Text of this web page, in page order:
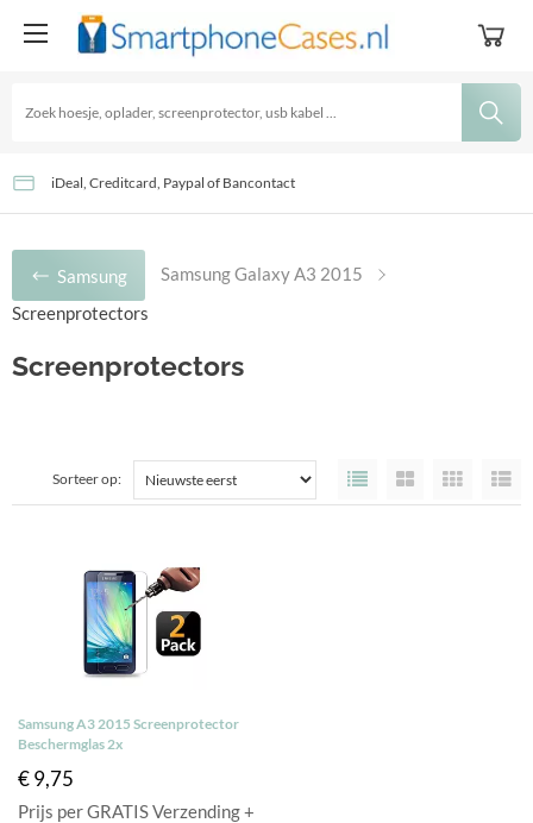
GRATIS Verzending - Levertijd: 2-3 Werkdagen
Goedkoopste accessoires sinds 2016!
iDeal, Creditcard, Paypal of Bancontact
Samsung
Samsung Galaxy A3 2015
Screenprotectors
Screenprotectors
Sorteer op:
Samsung A3 2015 Screenprotector
Beschermglas 2x
€ 9,75
Prijs per GRATIS Verzending +